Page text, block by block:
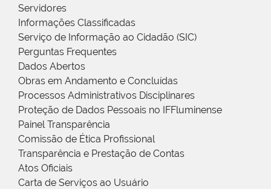
Servidores
Informações Classificadas
Serviço de Informação ao Cidadão (SIC)
Perguntas Frequentes
Dados Abertos
Obras em Andamento e Concluídas
Processos Administrativos Disciplinares
Proteção de Dados Pessoais no IFFluminense
Painel Transparência
Comissão de Ética Profissional
Transparência e Prestação de Contas
Atos Oficiais
Carta de Serviços ao Usuário